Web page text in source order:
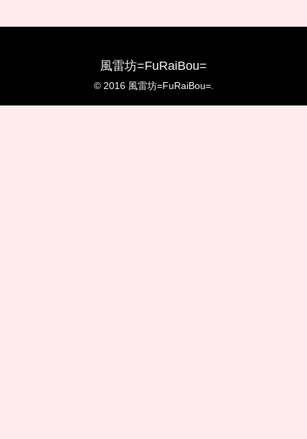
風雷坊=FuRaiBou=
© 2016 風雷坊=FuRaiBou=.